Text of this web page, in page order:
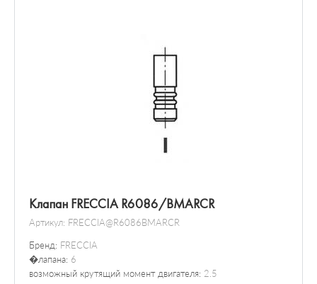
Клапан FRECCIA R6086/BMARCR
Артикул: FRECCIA@R6086BMARCR
Бренд: FRECCIA
�лапана: 6
возможный крутящий момент двигателя: 2.5